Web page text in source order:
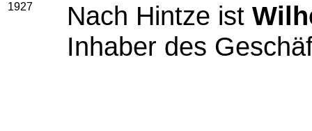
1927 Nach Hintze ist
Inhaber des